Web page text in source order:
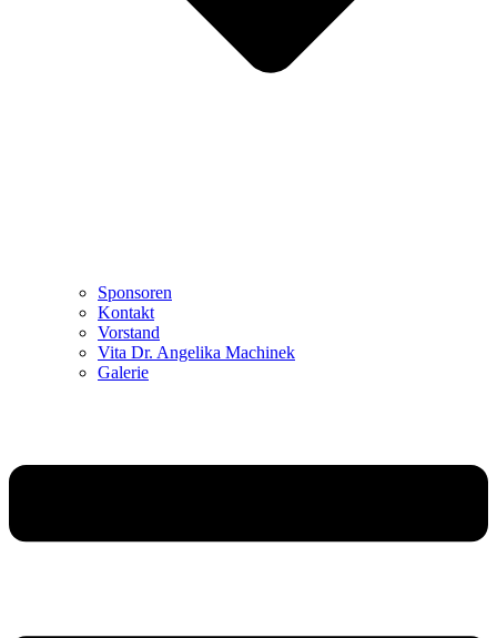
Sponsoren
Kontakt
Vorstand
Vita Dr. Angelika Machinek
Galerie